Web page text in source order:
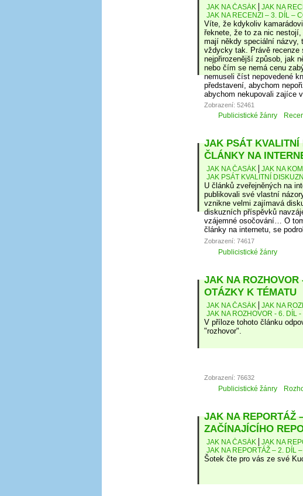
JAK NA ČASÁK
JAK NA
JAK NA RECENZI – 3. DÍL –
Víte, že kdykoliv
řeknete, že to za nic
mají někdy speciální názvy,
vždycky tak. Právě recenze
nejpřirozenější způsob, jak
nebo čím se nemá cenu
nemuseli číst nepovedené
představení, abychom
abychom nekupovali zajíce v
Zobrazení: 52461
Publicistické žánry
JAK PSÁT KVALITNÍ
ČLÁNKY NA
JAK NA ČASÁK
JAK NA
JAK PSÁT KVALITNÍ
U článků zveřejněných na
publikovali své vlastní
vznikne velmi zajímavá
diskuzních příspěvků
vzájemné osočování… O
články na internetu, se
Zobrazení: 74617
Publicistické žánry
JAK NA
OTÁZKY K TÉMATU
JAK NA ČASÁK
JAK NA
JAK NA ROZHOVOR - 6. DÍL
V příloze tohoto článku
"rozhovor".
Zobrazení: 76632
Publicistické žánry
JAK NA REPORTÁŽ
ZAČÍNAJÍCÍHO
JAK NA ČASÁK
JAK NA
JAK NA REPORTÁŽ – 2. DÍL
Šotek čte pro vás ze své